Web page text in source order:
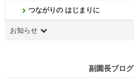
つながりの はじまりに
お知らせ
副園長ブログ